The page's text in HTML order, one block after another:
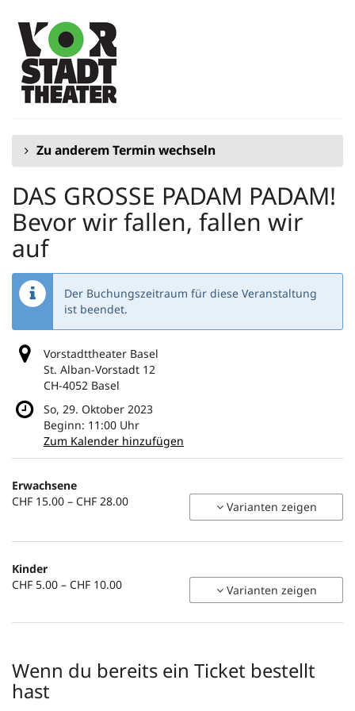
Haupt-
Inhalt
springen
Zu anderem Termin wechseln
DAS GROSSE PADAM PADAM!
Bevor wir fallen, fallen wir
auf
Der Buchungszeitraum für diese Veranstaltung
ist beendet.
Vorstadttheater Basel
St. Alban-Vorstadt 12
CH-4052 Basel
So, 29. Oktober 2023
Beginn: 11:00 Uhr
Zum Kalender hinzufügen
Produkte
Unkategorisierte
Erwachsene
von
CHF 15.00 – CHF 28.00 Varianten zeigen
Kinder
von
CHF 5.00 – CHF 10.00 Varianten zeigen
Wenn du bereits ein Ticket bestellt
hast